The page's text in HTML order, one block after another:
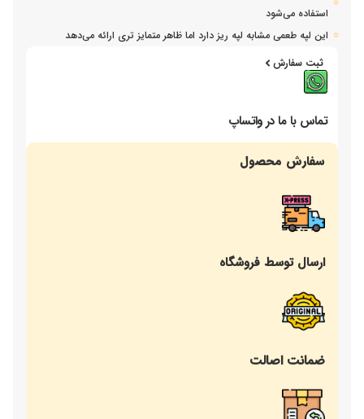
استفاده می‌شود
این لپه طعمی مشابه لپه ریز دارد اما ظاهر متمایز تری ارائه می‌دهد
ثبت سفارش
تماس با ما در واتساپ
سفارش محصول
ارسال توسط فروشگاه
ضمانت اصالت